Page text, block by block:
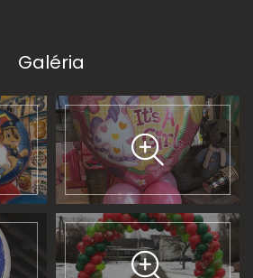
Galéria